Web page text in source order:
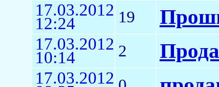
17.03.2012
12:24 19
17.03.2012
10:14 2
17.03.2012